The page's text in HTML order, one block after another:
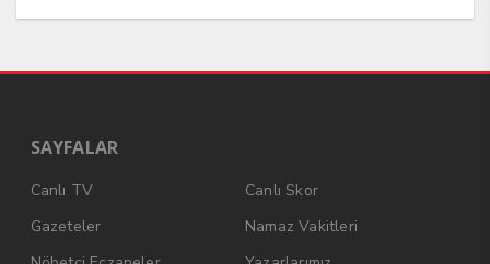
SAYFALAR
Canlı TV
Canlı Skor
Gazeteler
Namaz Vakitleri